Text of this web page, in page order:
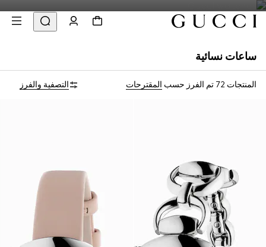
ساعات نسائية
المنتجات 72 تم الفرز حسب المقترحات التصفية والفرز